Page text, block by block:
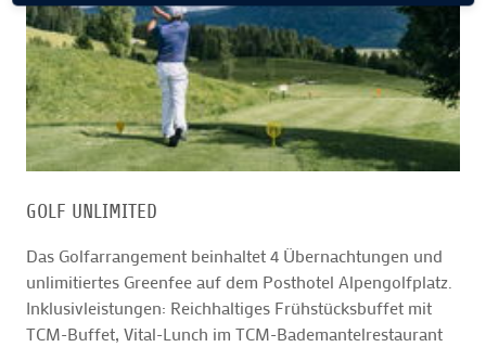
GOLF UNLIMITED
Das Golfarrangement beinhaltet 4 Übernachtungen und
unlimitiertes Greenfee auf dem Posthotel Alpengolfplatz.
Inklusivleistungen: Reichhaltiges Frühstücksbuffet mit
TCM-Buffet, Vital-Lunch im TCM-Bademantelrestaurant